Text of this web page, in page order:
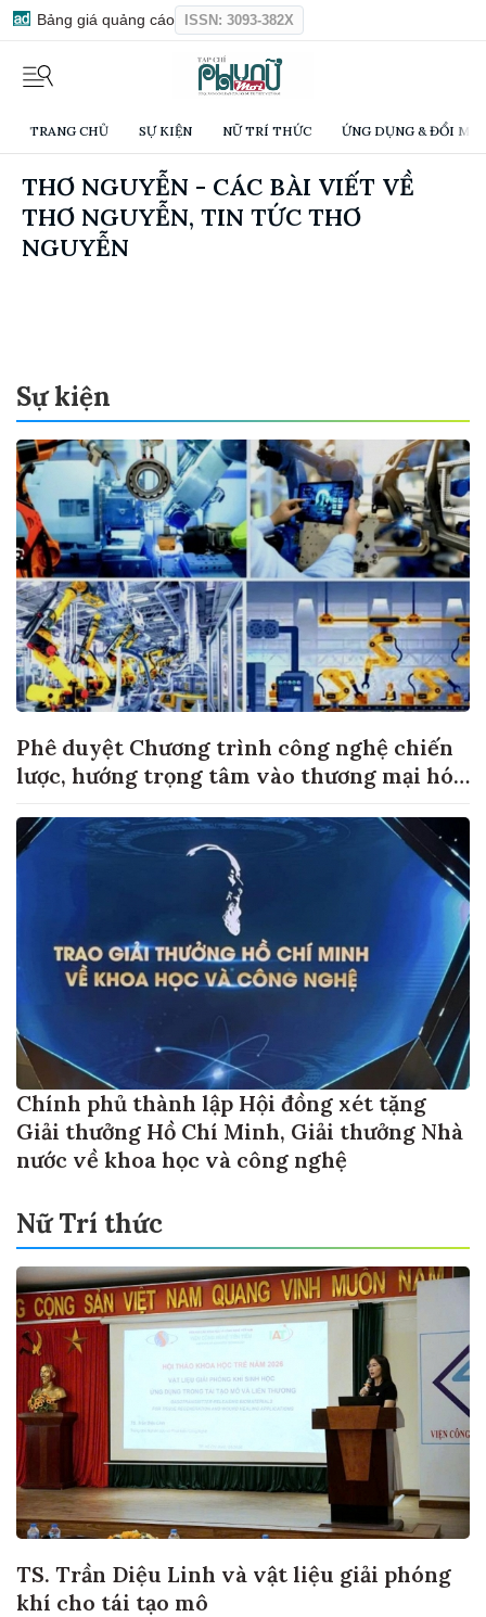
Bảng giá quảng cáo ISSN: 3093-382X
TRANG CHỦ SỰ KIỆN NỮ TRÍ THỨC ỨNG DỤNG & ĐỔI
THƠ NGUYỄN - CÁC BÀI VIẾT VỀ
THƠ NGUYỄN, TIN TỨC THƠ
NGUYỄN
Sự kiện
Phê duyệt Chương trình công nghệ chiến
lược, hướng trọng tâm vào thương mại hóa
Chính phủ thành lập Hội đồng xét tặng
Giải thưởng Hồ Chí Minh, Giải thưởng Nhà
nước về khoa học và công nghệ
Nữ Trí thức
TS. Trần Diệu Linh và vật liệu giải phóng
khí cho tái tạo mô